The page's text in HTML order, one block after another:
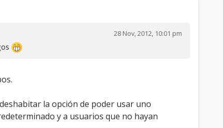
28 Nov, 2012, 10:01 pm
la opción de poder usar uno
y a usuarios que no hayan